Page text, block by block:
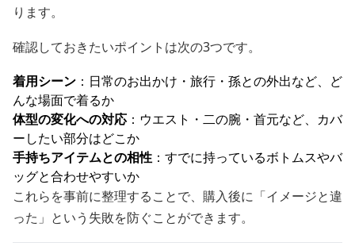
ります。
確認しておきたいポイントは次の3つです。
着用シーン ：日常のお出かけ・旅行・孫との外出など、ど
んな場面で着るか
体型の変化への対応 ：ウエスト・二の腕・首元など、カバ
ーしたい部分はどこか
手持ちアイテムとの相性 ：すでに持っているボトムスやバ
ッグと合わせやすいか
これらを事前に整理することで、購入後に「イメージと違
った」という失敗を防ぐことができます。